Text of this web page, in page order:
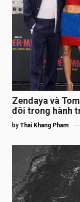
Zendaya và
đôi trong hành
by Thai Khang Pham